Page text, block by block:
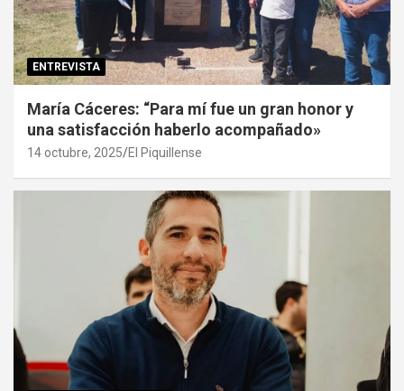
ENTREVISTA
María Cáceres: “Para mí fue un gran honor y
una satisfacción haberlo acompañado»
14 octubre, 2025 El Piquillense